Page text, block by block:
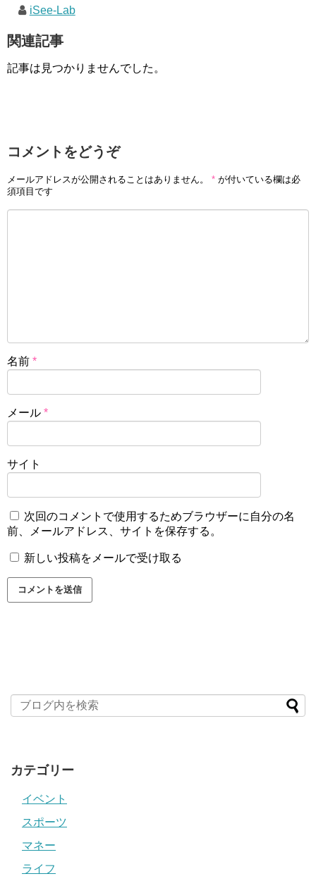
iSee-Lab
関連記事
記事は見つかりませんでした。
コメントをどうぞ
メールアドレスが公開されることはありません。 * が付いている欄は必
須項目です
名前 *
メール *
サイト
次回のコメントで使用するためブラウザーに自分の名
前、メールアドレス、サイトを保存する。
新しい投稿をメールで受け取る
カテゴリー
イベント
スポーツ
マネー
ライフ